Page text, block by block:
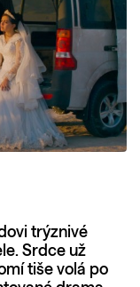
trýznivé
Srdce už
tiše volá po